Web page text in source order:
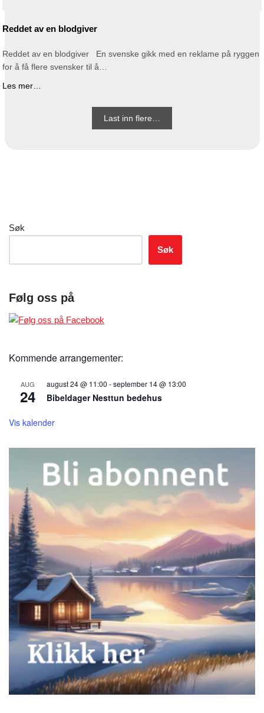
Reddet av en blodgiver
Reddet av en blodgiver En svenske gikk med en reklame på ryggen
for å få flere svensker til å…
Les mer…
Last inn flere…
Søk
Søk
Følg oss på
Kommende arrangementer:
AUG
24
august 24 @ 11:00 -september 14 @ 13:00
Bibeldager Nesttun bedehus
Vis kalender